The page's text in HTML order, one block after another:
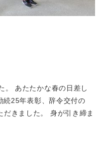
。 あたたかな春の日差し
25年表彰、辞令交付の
きました。 身が引き締ま